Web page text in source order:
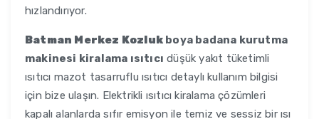
hızlandırıyor.
Batman Merkez Kozluk boya badana kurutma
makinesi kiralama ısıtıcı düşük yakıt tüketimli
ısıtıcı mazot tasarruflu ısıtıcı detaylı kullanım bilgisi
için bize ulaşın. Elektrikli ısıtıcı kiralama çözümleri
kapalı alanlarda sıfır emisyon ile temiz ve sessiz bir ısı